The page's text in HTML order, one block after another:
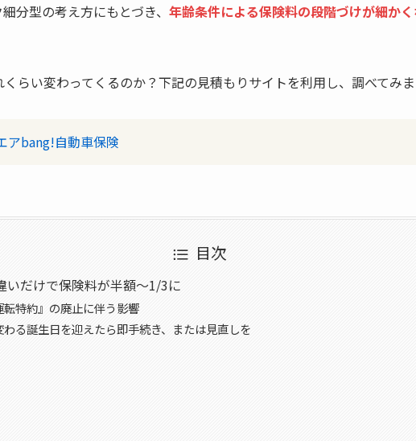
分型の考え方にもとづき、 年齢条件による保険料の段階づけが細か
らい変わってくるのか？下記の見積もりサイトを利用し、調べてみま
アbang!自動車保険
目次
いだけで保険料が半額～1/3に
転特約』の廃止に伴う影響
わる誕生日を迎えたら即手続き、または見直しを